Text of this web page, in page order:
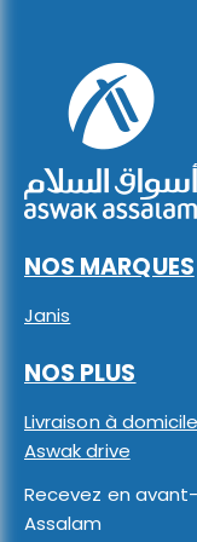
NOS MARQUES
Janis
NOS PLUS
Livraison à domicile
Aswak drive
Recevez en
Assalam